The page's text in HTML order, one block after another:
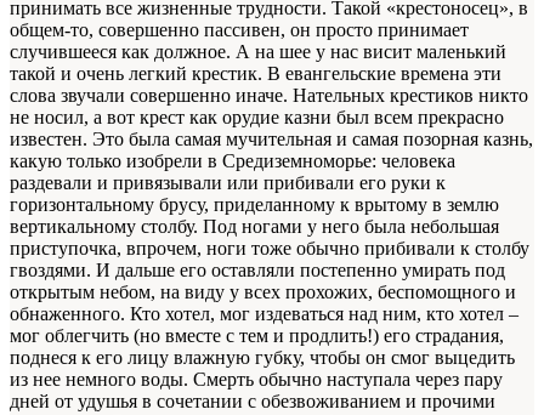
принимать все жизненные трудности. Такой «крестоносец», в
общем-то, совершенно пассивен, он просто принимает
случившееся как должное. А на шее у нас висит маленький
такой и очень легкий крестик. В евангельские времена эти
слова звучали совершенно иначе. Нательных крестиков никто
не носил, а вот крест как орудие казни был всем прекрасно
известен. Это была самая мучительная и самая позорная казнь,
какую только изобрели в Средиземноморье: человека
раздевали и привязывали или прибивали его руки к
горизонтальному брусу, приделанному к врытому в землю
вертикальному столбу. Под ногами у него была небольшая
приступочка, впрочем, ноги тоже обычно прибивали к столбу
гвоздями. И дальше его оставляли постепенно умирать под
открытым небом, на виду у всех прохожих, беспомощного и
обнаженного. Кто хотел, мог издеваться над ним, кто хотел –
мог облегчить (но вместе с тем и продлить!) его страдания,
поднеся к его лицу влажную губку, чтобы он смог выцедить
из нее немного воды. Смерть обычно наступала через пару
дней от удушья в сочетании с обезвоживанием и прочими